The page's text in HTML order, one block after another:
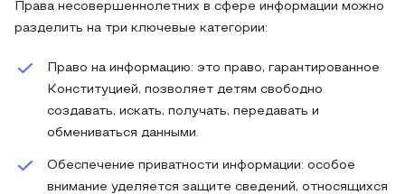
Права несовершеннолетних в сфере информации можно
разделить на три ключевые категории:
Право на информацию: это право, гарантированное
Конституцией, позволяет детям свободно
создавать, искать, получать, передавать и
обмениваться данными.
Обеспечение приватности информации: особое
внимание уделяется защите сведений, относящихся